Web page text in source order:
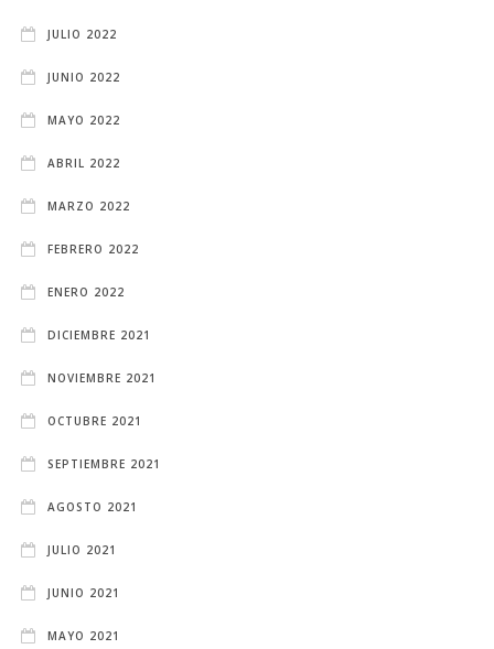
JULIO 2022
JUNIO 2022
MAYO 2022
ABRIL 2022
MARZO 2022
FEBRERO 2022
ENERO 2022
DICIEMBRE 2021
NOVIEMBRE 2021
OCTUBRE 2021
SEPTIEMBRE 2021
AGOSTO 2021
JULIO 2021
JUNIO 2021
MAYO 2021